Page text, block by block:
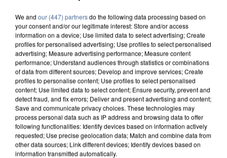
We and our (447) partnersdo the following data processing based on
your consent and/or our legitimate interest: Store and/or access
information on a device; Use limited data to select advertising; Create
profiles for personalised advertising; Use profiles to select personalised
advertising; Measure advertising performance; Measure content
performance; Understand audiences through statistics or combinations
of data from different sources; Develop and improve services; Create
profiles to personalise content; Use profiles to select personalised
content; Use limited data to select content; Ensure security, prevent and
detect fraud, and fix errors; Deliver and present advertising and content;
Save and communicate privacy choices. These technologies may
process personal data such as IP address and browsing data to offer
following functionalities: Identify devices based on information actively
requested; Use precise geolocation data; Match and combine data from
other data sources; Link different devices; Identify devices based on
information transmitted automatically.